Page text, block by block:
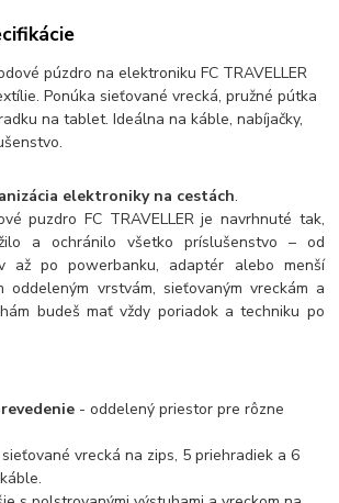
púzdro na elektroniku FC TRAVELLER
Ponúka sieťované vrecká, pružné pútka
na tablet. Ideálna na káble, nabíjačky,
elektroniky na cestách.
puzdro FC TRAVELLER je navrhnuté tak,
a ochránilo všetko príslušenstvo – od
až po powerbanku, adaptér alebo menší
oddeleným vrstvám, sieťovaným vreckám a
budeš mať vždy poriadok a techniku ​​po
- oddelený priestor pre rôzne
vrecká na zips, 5 priehradiek a 6